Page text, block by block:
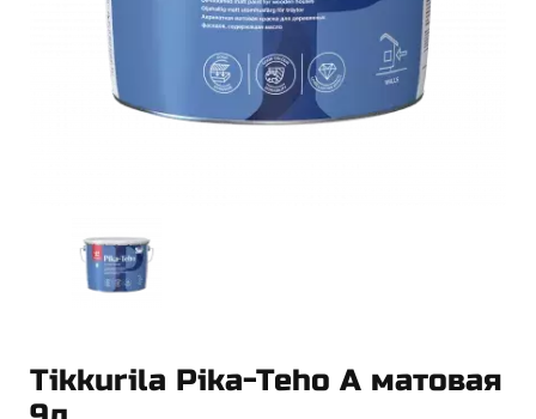
Tikkurila Pika-Teho A матовая